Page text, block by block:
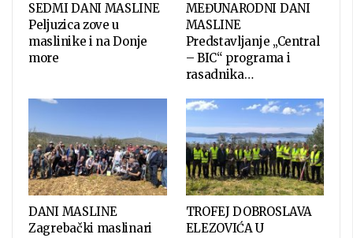
SEDMI DANI MASLINE
Peljuzica zove u
maslinike i na Donje
more
MEĐUNARODNI DANI
MASLINE
Predstavljanje „Central
– BIC“ programa i
rasadnika…
DANI MASLINE
Zagrebački maslinari
TROFEJ DOBROSLAVA
ELEZOVIĆA U